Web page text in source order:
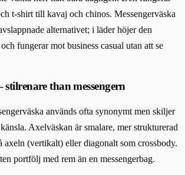
t-shirt till kavaj och chinos. Messengerväska
alternativet; i läder höjer den
fungerar mot business casual utan att se
than messengern
används ofta synonymt men skiljer
Axelväskan är smalare, mer strukturerad
axeln (vertikalt) eller diagonalt som crossbody.
portfölj med rem än en messengerbag.